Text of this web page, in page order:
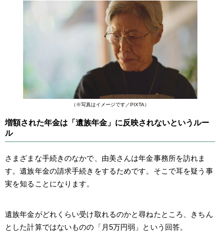
（※写真はイメージです／PIXTA）
増額された年金は「遺族年金」に反映されないというルー
ル
さまざまな手続きのなかで、由美さんは年金事務所を訪れま
す。遺族年金の請求手続きをするためです。そこで耳を疑う事
実を知ることになります。
遺族年金がどれくらい受け取れるのかと尋ねたところ、きちん
とした計算ではないものの「月5万円弱」という回答。